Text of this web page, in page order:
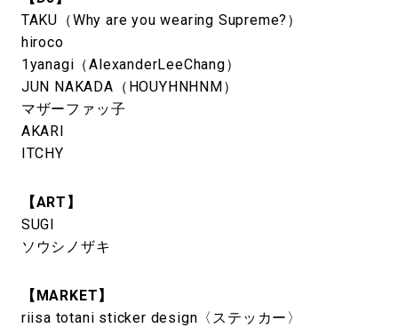
TAKU（Why are you wearing Supreme?）
hiroco
1yanagi（AlexanderLeeChang）
JUN NAKADA（HOUYHNHNM）
マザーファッ子
AKARI
ITCHY
【ART】
SUGI
ソウシノザキ
【MARKET】
riisa totani sticker design〈ステッカー〉